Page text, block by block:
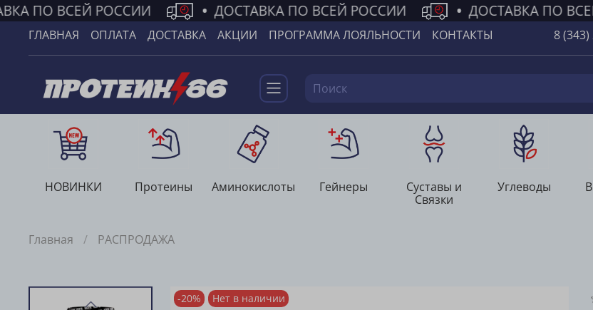
ПО ВСЕЙ РОССИИ • ДОСТАВКА ПО ВСЕЙ РОССИИ • ДОСТАВКА ПО
ГЛАВНАЯ ОПЛАТА ДОСТАВКА АКЦИИ ПРОГРАММА ЛОЯЛЬНОСТИ КОНТАКТЫ 8
НОВИНКИ Протеины Аминокислоты Гейнеры
Суставы и
Связки
Углеводы
Главная РАСПРОДАЖА
-20% Нет в наличии